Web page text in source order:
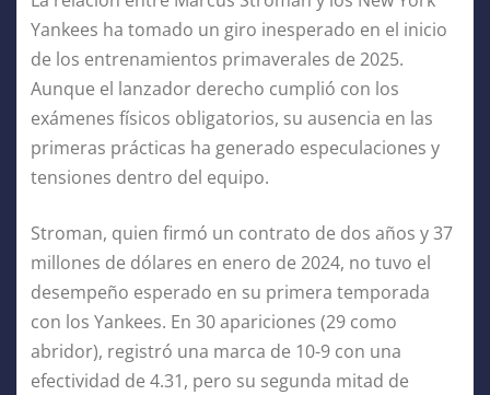
Yankees ha tomado un giro inesperado en el inicio
de los entrenamientos primaverales de 2025.
Aunque el lanzador derecho cumplió con los
exámenes físicos obligatorios, su ausencia en las
primeras prácticas ha generado especulaciones y
tensiones dentro del equipo.
Stroman, quien firmó un contrato de dos años y 37
millones de dólares en enero de 2024, no tuvo el
desempeño esperado en su primera temporada
con los Yankees. En 30 apariciones (29 como
abridor), registró una marca de 10-9 con una
efectividad de 4.31, pero su segunda mitad de